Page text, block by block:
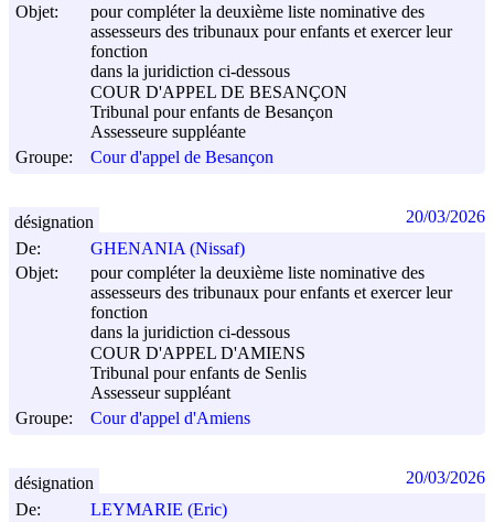
Objet:
pour compléter la deuxième liste nominative des
assesseurs des tribunaux pour enfants et exercer leur
fonction
dans la juridiction ci-dessous
COUR D'APPEL DE BESANÇON
Tribunal pour enfants de Besançon
Assesseure suppléante
Groupe:
Cour d'appel de Besançon
De:
GHENANIA (Nissaf)
Objet:
pour compléter la deuxième liste nominative des
assesseurs des tribunaux pour enfants et exercer leur
fonction
dans la juridiction ci-dessous
COUR D'APPEL D'AMIENS
Tribunal pour enfants de Senlis
Assesseur suppléant
Groupe:
Cour d'appel d'Amiens
désignation 20/03/2026
De:
LEYMARIE (Eric)
désignation 20/03/2026